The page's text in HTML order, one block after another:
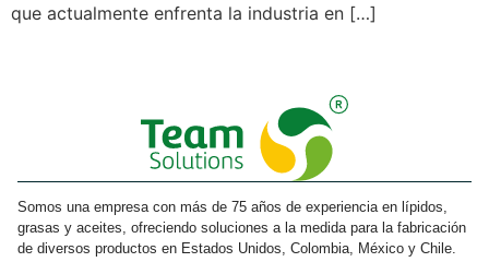
que actualmente enfrenta la industria en […]
Somos una empresa con más de 75 años de experiencia en lípidos,
grasas y aceites, ofreciendo soluciones a la medida para la fabricación
de diversos productos en Estados Unidos, Colombia, México y Chile.